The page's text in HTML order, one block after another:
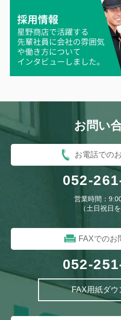
お問い
お電話での
052-
営業時間：
（土日祝日
FAXでのお
052-
FAX用紙ダウ